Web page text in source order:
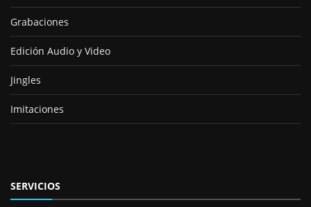
Grabaciones
Edición Audio y Video
Jingles
Imitaciones
SERVICIOS